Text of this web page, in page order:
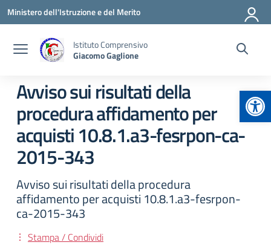
Vai ai contenuti
Vai al menu di navigazione
Vai al footer
Ministero dell'Istruzione e del Merito
Istituto Comprensivo
Giacomo Gaglione
Avviso sui risultati della
procedura affidamento per
acquisti 10.8.1.a3-fesrpon-ca-
2015-343
Avviso sui risultati della procedura
affidamento per acquisti 10.8.1.a3-fesrpon-
ca-2015-343
Stampa / Condividi